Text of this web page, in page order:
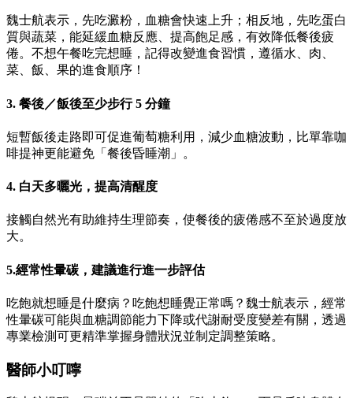
魏士航表示，先吃澱粉，血糖會快速上升；相反地，先吃蛋白
質與蔬菜，能延緩血糖反應、提高飽足感，有效降低餐後疲
倦。不想午餐吃完想睡，記得改變進食習慣，遵循水、肉、
菜、飯、果的進食順序！
3. 餐後／飯後至少步行 5 分鐘
短暫飯後走路即可促進葡萄糖利用，減少血糖波動，比單靠咖
啡提神更能避免「餐後昏睡潮」。
4. 白天多曬光，提高清醒度
接觸自然光有助維持生理節奏，使餐後的疲倦感不至於過度放
大。
5.經常性暈碳，建議進行進一步評估
吃飽就想睡是什麼病？吃飽想睡覺正常嗎？魏士航表示，經常
性暈碳可能與血糖調節能力下降或代謝耐受度變差有關，透過
專業檢測可更精準掌握身體狀況並制定調整策略。
醫師小叮嚀